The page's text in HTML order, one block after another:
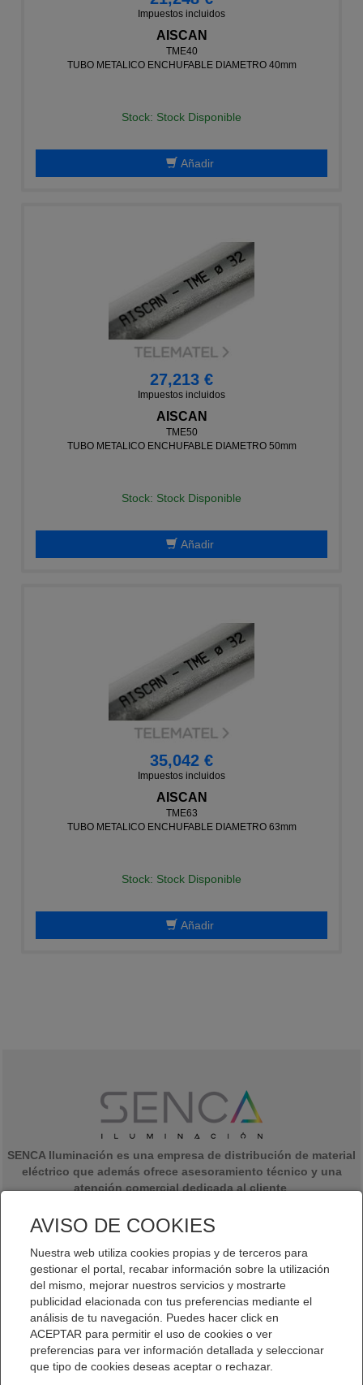
Impuestos incluidos
AISCAN
TME40
TUBO METALICO ENCHUFABLE DIAMETRO 40mm
Stock: Stock Disponible
Añadir
27,213 €
Impuestos incluidos
AISCAN
TME50
TUBO METALICO ENCHUFABLE DIAMETRO 50mm
Stock: Stock Disponible
Añadir
35,042 €
Impuestos incluidos
AISCAN
TME63
TUBO METALICO ENCHUFABLE DIAMETRO 63mm
Stock: Stock Disponible
Añadir
SENCA Iluminación es una empresa de distribución de material
eléctrico que además ofrece asesoramiento técnico y una
atención comercial dedicada al cliente.
experiencia de más de 20 años en el sector eléctrico y de la
iluminación y con ganas de darle un giro al almacén de venta de
material eléctrico.
Aviso legal |Política de privacidad|Política de cookies
AVISO DE COOKIES
Nuestra web utiliza cookies propias y de terceros para
gestionar el portal, recabar información sobre la utilización
del mismo, mejorar nuestros servicios y mostrarte
publicidad elacionada con tus preferencias mediante el
análisis de tu navegación. Puedes hacer click en
ACEPTAR para permitir el uso de cookies o ver
preferencias para ver información detallada y seleccionar
que tipo de cookies deseas aceptar o rechazar.